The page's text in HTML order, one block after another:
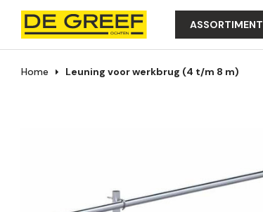
ASSORTIMENT
Home Leuning voor werkbrug (4 t/m 8 m)